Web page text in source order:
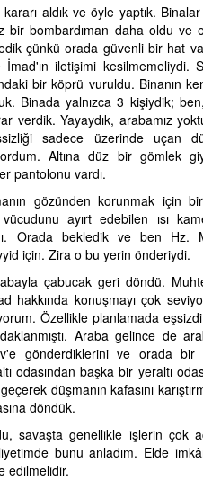
aldık ve öyle yaptık.
bombardıman daha oldu ve
çünkü orada güvenli bir hat
iletişimi kesilmemeliydi.
bir köprü vuruldu. Binanın
Binada yalnızca 3 kişiydik;
verdik. Yayaydık, arabamız
sadece üzerinde uçan
Altına düz bir gömlek
pantolonu vardı.
gözünden korunmak için
ayırt edebilen ısı
Orada bekledik ve ben Hz.
için. Zira o bu yerin önderiydi.
çabucak geri döndü.
hakkında konuşmayı çok
Özellikle planlamada
Araba gelince de
gönderdiklerini ve orada bir
odasından başka bir yeraltı
düşmanın kafasını
döndük.
savaşta genellikle işlerin çok
bunu anladım. Elde
edilmelidir.